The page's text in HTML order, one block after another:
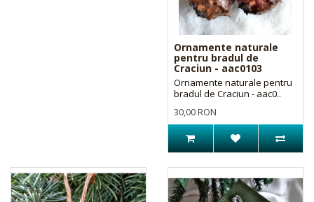
Ornamente naturale
pentru bradul de
Craciun - aac0103
Ornamente naturale pentru
bradul de Craciun - aac0..
30,00 RON